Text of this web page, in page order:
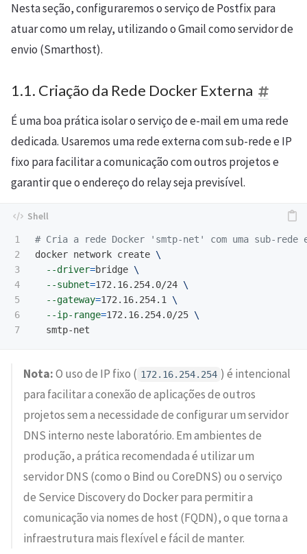
Nesta seção, configuraremos o serviço de Postfix para
atuar como um relay, utilizando o Gmail como servidor de
envio (Smarthost).
1.1. Criação da Rede Docker Externa
É uma boa prática isolar o serviço de e-mail em uma rede
dedicada. Usaremos uma rede externa com sub-rede e IP
fixo para facilitar a comunicação com outros projetos e
garantir que o endereço do relay seja previsível.
1
2
3
4
5
6
# Cria a rede Docker 'smtp-net' com uma sub-rede
docker network create \
--driver=bridge \
--subnet=172.16.254.0/24 \
--gateway=172.16.254.1 \
--ip-range=172.16.254.0/25 \
Nota:O uso de IP fixo ( 172.16.254.254 ) é intencional
para facilitar a conexão de aplicações de outros
projetos sem a necessidade de configurar um servidor
DNS interno neste laboratório. Em ambientes de
produção, a prática recomendada é utilizar um
servidor DNS (como o Bind ou CoreDNS) ou o serviço
de Service Discovery do Docker para permitir a
comunicação via nomes de host (FQDN), o que torna a
infraestrutura mais flexível e fácil de manter.